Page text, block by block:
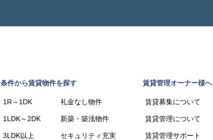
条件から賃貸物件を探す
1R～1DK
1LDK～2DK
3LDK以上
礼金なし物件
新築・築浅物件
セキュリティ充実
賃貸管理オーナー様へ
賃貸募集について
賃貸管理について
賃貸管理サポート